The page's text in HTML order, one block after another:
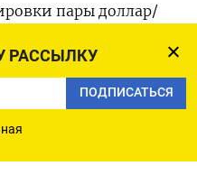
РАССЫЛКУ
ПОДПИСАТЬСЯ
пары доллар/
74,47, и здесь
же.